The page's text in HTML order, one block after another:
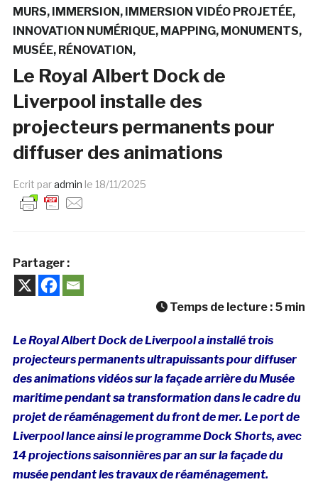
MURS IMMERSION IMMERSION VIDÉO PROJETÉE
INNOVATION NUMÉRIQUE MAPPING MONUMENTS
MUSÉE RÉNOVATION
Le Royal Albert Dock de
Liverpool installe des
projecteurs permanents pour
diffuser des animations
Ecrit paradmin le 18/11/2025
Partager :
Temps de lecture : 5 min
Le Royal Albert Dock de Liverpool a installé trois
projecteurs permanents ultrapuissants pour diffuser
des animations vidéos sur la façade arrière du Musée
maritime pendant sa transformation dans le cadre du
projet de réaménagement du front de mer. Le port de
Liverpool lance ainsi le programme Dock Shorts, avec
14 projections saisonnières par an sur la façade du
musée pendant les travaux de réaménagement.